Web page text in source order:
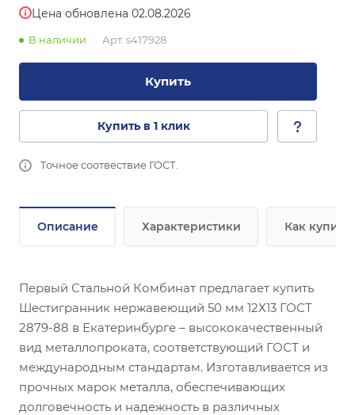
Цена обновлена 02.08.2026
В наличии Арт. s417928
Купить
Купить в 1 клик
Точное соотвествие ГОСТ.
Описание Характеристики Как купить
Первый Стальной Комбинат предлагает купить
Шестигранник нержавеющий 50 мм 12Х13 ГОСТ
2879-88 в Екатеринбурге – высококачественный
вид металлопроката, соответствующий ГОСТ и
международным стандартам. Изготавливается из
прочных марок металла, обеспечивающих
долговечность и надежность в различных